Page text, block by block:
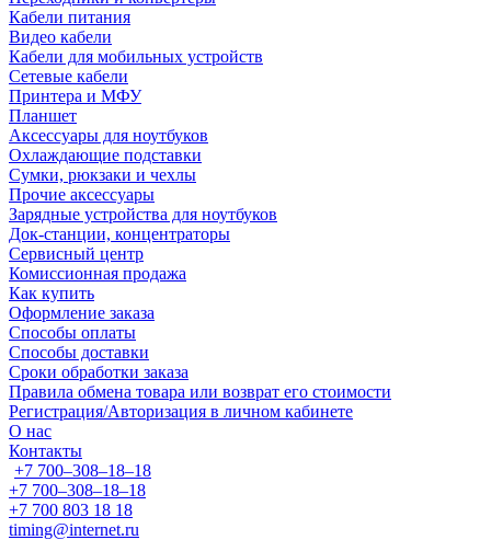
Кабели питания
Видео кабели
Кабели для мобильных устройств
Сетевые кабели
Принтера и МФУ
Планшет
Аксессуары для ноутбуков
Охлаждающие подставки
Сумки, рюкзаки и чехлы
Прочие аксессуары
Зарядные устройства для ноутбуков
Док-станции, концентраторы
Сервисный центр
Комиссионная продажа
Как купить
Оформление заказа
Способы оплаты
Способы доставки
Сроки обработки заказа
Правила обмена товара или возврат его стоимости
Регистрация/Авторизация в личном кабинете
О нас
Контакты
+7 700‒308‒18‒18
+7 700‒308‒18‒18
+7 700 803 18 18
timing@internet.ru